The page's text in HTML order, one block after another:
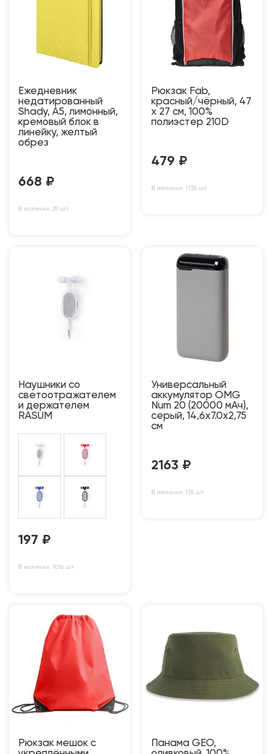
Ежедневник
недатированный
Shady, А5, лимонный,
кремовый блок в
линейку, желтый
обрез
668 ₽
В наличии: 29 шт
Рюкзак Fab,
красный/чёрный, 47
x 27 см, 100%
полиэстер 210D
479 ₽
В наличии: 1725 шт
Наушники со
светоотражателем
и держателем
RASUM
197 ₽
В наличии: 1016 шт
Универсальный
аккумулятор OMG
Num 20 (20000 мАч),
серый, 14,6х7.0х2,75
см
2163 ₽
В наличии: 135 шт
Рюкзак мешок с
Панама GEO,